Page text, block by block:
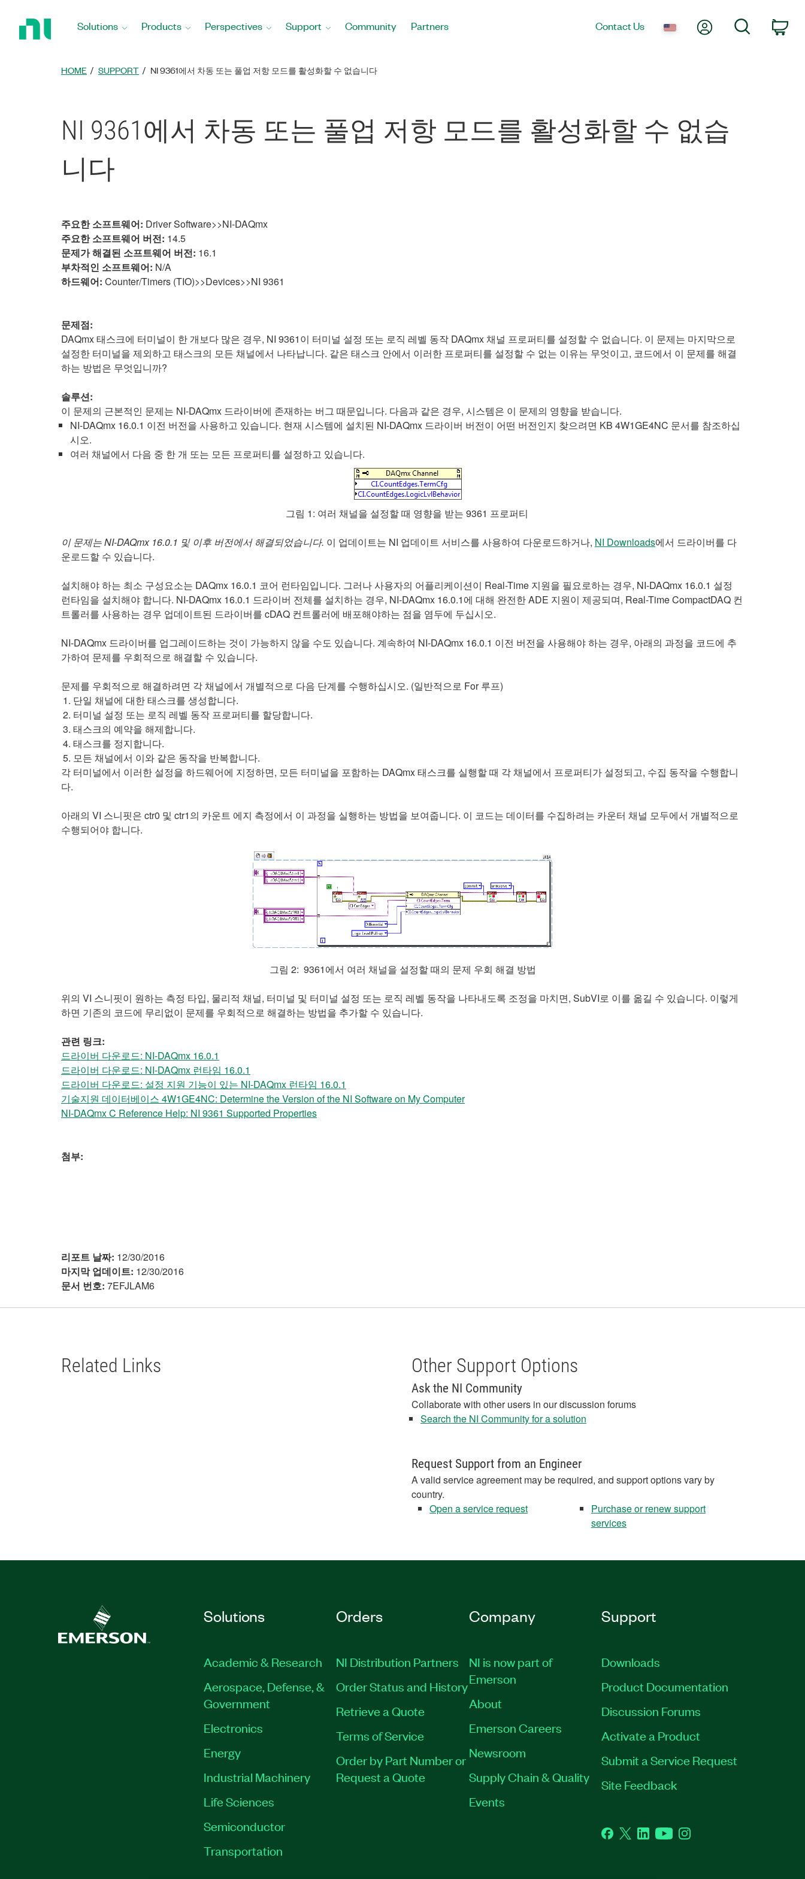
Solutions Products Perspectives Support Community Partners Contact Us My AccountSearch
HOME SUPPORT NI 9361에서 차동 또는 풀업 저항 모드를 활성화할 수 없습니다
NI 9361에서 차동 또는 풀업 저항 모드를 활성화할 수 없습
니다
주요한 소프트웨어: Driver Software>>NI-DAQmx
주요한 소프트웨어 버전: 14.5
문제가 해결된 소프트웨어 버전: 16.1
부차적인 소프트웨어: N/A
하드웨어: Counter/Timers (TIO)>>Devices>>NI 9361
문제점:
DAQmx 태스크에 터미널이 한 개보다 많은 경우, NI 9361이 터미널 설정 또는 로직 레벨 동작 DAQmx 채널 프로퍼티를 설정할 수 없습니다. 이 문제는 마지막으로
설정한 터미널을 제외하고 태스크의 모든 채널에서 나타납니다. 같은 태스크 안에서 이러한 프로퍼티를 설정할 수 없는 이유는 무엇이고, 코드에서 이 문제를 해결
하는 방법은 무엇입니까?
솔루션:
이 문제의 근본적인 문제는 NI-DAQmx 드라이버에 존재하는 버그 때문입니다. 다음과 같은 경우, 시스템은 이 문제의 영향을 받습니다.
NI-DAQmx 16.0.1 이전 버전을 사용하고 있습니다. 현재 시스템에 설치된 NI-DAQmx 드라이버 버전이 어떤 버전인지 찾으려면 KB 4W1GE4NC 문서를 참조하십
시오.
여러 채널에서 다음 중 한 개 또는 모든 프로퍼티를 설정하고 있습니다.
그림 1: 여러 채널을 설정할 때 영향을 받는 9361 프로퍼티
이 문제는 NI-DAQmx 16.0.1 및 이후 버전에서 해결되었습니다. 이 업데이트는 NI 업데이트 서비스를 사용하여 다운로드하거나, NI Downloads에서 드라이버를 다
운로드할 수 있습니다.
설치해야 하는 최소 구성요소는 DAQmx 16.0.1 코어 런타임입니다. 그러나 사용자의 어플리케이션이 Real-Time 지원을 필요로하는 경우, NI-DAQmx 16.0.1 설정
런타임을 설치해야 합니다. NI-DAQmx 16.0.1 드라이버 전체를 설치하는 경우, NI-DAQmx 16.0.1에 대해 완전한 ADE 지원이 제공되며, Real-Time CompactDAQ 컨
트롤러를 사용하는 경우 업데이트된 드라이버를 cDAQ 컨트롤러에 배포해야하는 점을 염두에 두십시오.
NI-DAQmx 드라이버를 업그레이드하는 것이 가능하지 않을 수도 있습니다. 계속하여 NI-DAQmx 16.0.1 이전 버전을 사용해야 하는 경우, 아래의 과정을 코드에 추
가하여 문제를 우회적으로 해결할 수 있습니다.
문제를 우회적으로 해결하려면 각 채널에서 개별적으로 다음 단계를 수행하십시오. (일반적으로 For 루프)
단일 채널에 대한 태스크를 생성합니다.
터미널 설정 또는 로직 레벨 동작 프로퍼티를 할당합니다.
태스크의 예약을 해제합니다.
태스크를 정지합니다.
모든 채널에서 이와 같은 동작을 반복합니다.
각 터미널에서 이러한 설정을 하드웨어에 지정하면, 모든 터미널을 포함하는 DAQmx 태스크를 실행할 때 각 채널에서 프로퍼티가 설정되고, 수집 동작을 수행합니
다.
아래의 VI 스니핏은 ctr0 및 ctr1의 카운트 에지 측정에서 이 과정을 실행하는 방법을 보여줍니다. 이 코드는 데이터를 수집하려는 카운터 채널 모두에서 개별적으로
수행되어야 합니다.
그림 2: 9361에서 여러 채널을 설정할 때의 문제 우회 해결 방법
위의 VI 스니핏이 원하는 측정 타입, 물리적 채널, 터미널 및 터미널 설정 또는 로직 레벨 동작을 나타내도록 조정을 마치면, SubVI로 이를 옮길 수 있습니다. 이렇게
하면 기존의 코드에 무리없이 문제를 우회적으로 해결하는 방법을 추가할 수 있습니다.
관련 링크:
드라이버 다운로드: NI-DAQmx 16.0.1
드라이버 다운로드: NI-DAQmx 런타임 16.0.1
드라이버 다운로드: 설정 지원 기능이 있는 NI-DAQmx 런타임 16.0.1
기술지원 데이터베이스 4W1GE4NC: Determine the Version of the NI Software on My Computer
NI-DAQmx C Reference Help: NI 9361 Supported Properties
첨부:
리포트 날짜: 12/30/2016
마지막 업데이트: 12/30/2016
문서 번호: 7EFJLAM6
Related Links Other Support Options
Ask the NI Community
Collaborate with other users in our discussion forums
Search the NI Community for a solution
Request Support from an Engineer
A valid service agreement may be required, and support options vary by
country.
Open a service request
Purchase or renew support
services
Solutions
Academic & Research
Aerospace, Defense, &
Government
Electronics
Energy
Industrial Machinery
Life Sciences
Semiconductor
Transportation
Orders
NI Distribution Partners
Order Status and History
Retrieve a Quote
Terms of Service
Order by Part Number or
Request a Quote
Company
NI is now part of
Emerson
About
Emerson Careers
Newsroom
Supply Chain & Quality
Events
Support
Downloads
Product Documentation
Discussion Forums
Activate a Product
Submit a Service Request
Site Feedback
Facebook
TwitterLinkedInYouTubeInstagram